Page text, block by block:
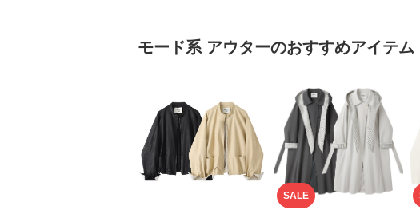
モード系 アウターのおすすめアイテム
SALE